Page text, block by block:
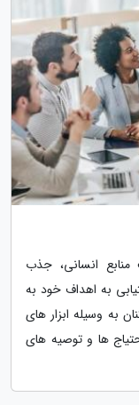
انسانی، جذب
به اهداف خود به
به وسیله ابزار های
ها و توصیه های